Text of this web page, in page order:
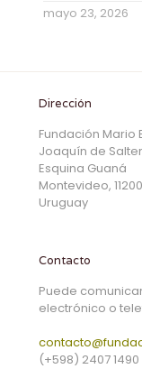
mayo 23, 2026
Dirección
Fundación Mario
Joaquín de
Esquina Guaná
Montevideo, 11200
Uruguay
Contacto
Puede
electrónico o
(+598) 2407 1490